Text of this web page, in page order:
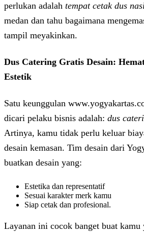
perlukan adalah tempat cetak dus
medan dan tahu bagaimana
tampil meyakinkan.
Dus Catering Gratis Desain:
Estetik
Satu keunggulan
dicari pelaku bisnis adalah: dus
Artinya, kamu tidak perlu keluar
desain kemasan. Tim desain dari
buatkan desain yang:
Estetika dan representatif
Sesuai karakter merk kamu
Siap cetak dan profesional.
Layanan ini cocok banget buat kamu